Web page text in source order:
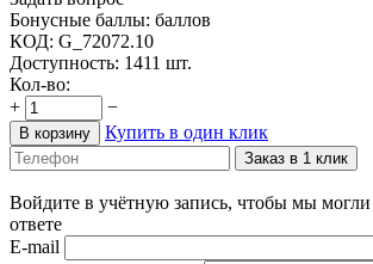
Бонусные баллы: баллов
КОД: G_72072.10
Доступность: 1411 шт.
Кол-во:
+
−
В корзину Купить в один клик
Заказ в 1 клик
Войдите в учётную запись, чтобы мы
ответе
E-mail